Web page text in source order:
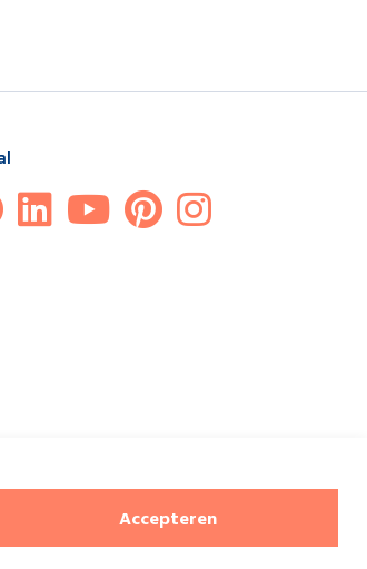
en de servicevoorwaarden
Copyrights reserved Jasno shutters
Accepteren